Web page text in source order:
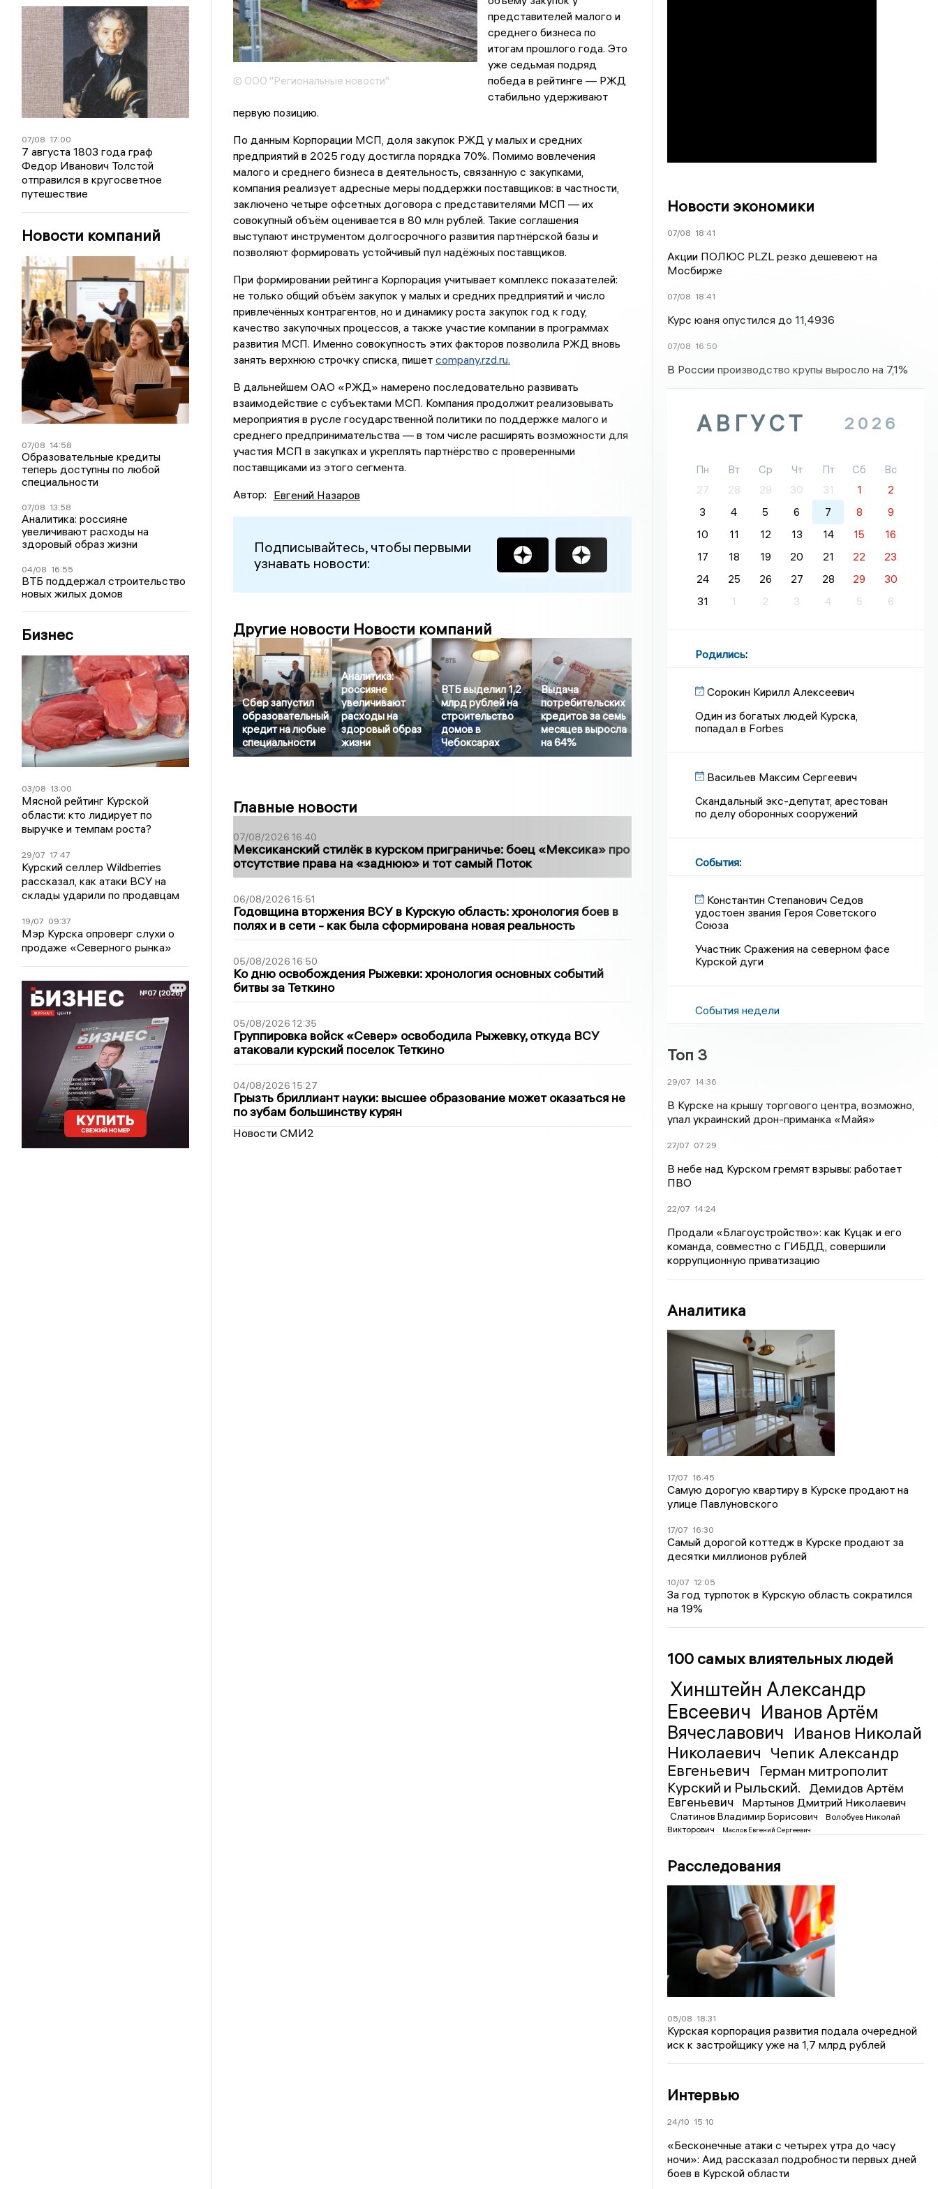
07/08 17:00
7 августа 1803 года граф
Федор Иванович Толстой
отправился в кругосветное
путешествие
Новости компаний
07/08 14:58
Образовательные кредиты
теперь доступны по любой
специальности
07/08 13:58
Аналитика: россияне
увеличивают расходы на
здоровый образ жизни
04/08 16:55
ВТБ поддержал строительство
новых жилых домов
Бизнес
03/08 13:00
Мясной рейтинг Курской
области: кто лидирует по
выручке и темпам роста?
29/07 17:47
Курский селлер Wildberries
рассказал, как атаки ВСУ на
склады ударили по продавцам
19/07 09:37
Мэр Курска опроверг слухи о
продаже «Северного рынка»
© ООО "Региональные новости"
представителей малого и
среднего бизнеса по
итогам прошлого года. Это
уже седьмая подряд
победа в рейтинге — РЖД
стабильно удерживают
первую позицию.
По данным Корпорации МСП, доля закупок РЖД у малых и средних
предприятий в 2025 году достигла порядка 70%. Помимо вовлечения
малого и среднего бизнеса в деятельность, связанную с закупками,
компания реализует адресные меры поддержки поставщиков: в частности,
заключено четыре офсетных договора с представителями МСП — их
совокупный объём оценивается в 80 млн рублей. Такие соглашения
выступают инструментом долгосрочного развития партнёрской базы и
позволяют формировать устойчивый пул надёжных поставщиков.
При формировании рейтинга Корпорация учитывает комплекс показателей:
не только общий объём закупок у малых и средних предприятий и число
привлечённых контрагентов, но и динамику роста закупок год к году,
качество закупочных процессов, а также участие компании в программах
развития МСП. Именно совокупность этих факторов позволила РЖД вновь
занять верхнюю строчку списка, пишет company.rzd.ru.
В дальнейшем ОАО «РЖД» намерено последовательно развивать
взаимодействие с субъектами МСП. Компания продолжит реализовывать
мероприятия в русле государственной политики по поддержке малого и
среднего предпринимательства — в том числе расширять возможности для
участия МСП в закупках и укреплять партнёрство с проверенными
поставщиками из этого сегмента.
Автор: Евгений Назаров
Подписывайтесь, чтобы первыми
узнавать новости:
Другие новости Новости компаний
Сбер запустил
образовательный
кредит на любые
специальности
Аналитика:
россияне
увеличивают
расходы на
здоровый образ
жизни
ВТБ выделил 1,2
млрд рублей на
строительство
домов в
Чебоксарах
Выдача
потребительских
кредитов за семь
месяцев выросла
на 64%
Главные новости
07/08/2026 16:40
Мексиканский стилёк в курском приграничье: боец «Мексика» про
отсутствие права на «заднюю» и тот самый Поток
06/08/2026 15:51
Годовщина вторжения ВСУ в Курскую область: хронология боев в
полях и в сети - как была сформирована новая реальность
05/08/2026 16:50
Ко дню освобождения Рыжевки: хронология основных событий
битвы за Теткино
05/08/2026 12:35
Группировка войск «Север» освободила Рыжевку, откуда ВСУ
атаковали курский поселок Теткино
04/08/2026 15:27
Грызть бриллиант науки: высшее образование может оказаться не
по зубам большинству курян
Новости СМИ2
Новости экономики
07/08 18:41
Акции ПОЛЮС PLZL резко дешевеют на
Мосбирже
07/08 18:41
Курс юаня опустился до 11,4936
07/08 16:50
В России производство крупы выросло на 7,1%
АВГУСТ 2026
Пн Вт Ср Чт Пт Сб
Вс
27
28 29 30 31 1
2
3
4 5 6 7 8
9
10
11 12 13 14 15
16
17
18 19 20 21 22
23
24
25 26 27 28 29
30
31
1 2 3 4 5 6
Родились:
Сорокин Кирилл Алексеевич
Один из богатых людей Курска,
попадал в Forbes
Васильев Максим Сергеевич
Скандальный экс-депутат, арестован
по делу оборонных сооружений
События:
Константин Степанович Седов
удостоен звания Героя Советского
Союза
Участник Сражения на северном фасе
Курской дуги
События недели
Топ 3
29/07 14:36
В Курске на крышу торгового центра, возможно,
упал украинский дрон-приманка «Майя»
27/07 07:29
В небе над Курском гремят взрывы: работает
ПВО
22/07 14:24
Продали «Благоустройство»: как Куцак и его
команда, совместно с ГИБДД, совершили
коррупционную приватизацию
Аналитика
17/07 16:45
Самую дорогую квартиру в Курске продают на
улице Павлуновского
17/07 16:30
Самый дорогой коттедж в Курске продают за
десятки миллионов рублей
10/07 12:05
За год турпоток в Курскую область сократился
на 19%
100 самых влиятельных людей
Хинштейн Александр
Евсеевич Иванов Артём
Вячеславович Иванов Николай
Николаевич Чепик Александр
Евгеньевич
Герман митрополит
Курский и Рыльский.
Демидов Артём
Евгеньевич
Мартынов Дмитрий Николаевич
Слатинов Владимир Борисович
Волобуев Николай
Викторович
Маслов Евгений Сергеевич
Расследования
05/08 18:31
Курская корпорация развития подала очередной
иск к застройщику уже на 1,7 млрд рублей
Интервью
24/10 15:10
«Бесконечные атаки с четырех утра до часу
ночи»: Аид рассказал подробности первых дней
боев в Курской области